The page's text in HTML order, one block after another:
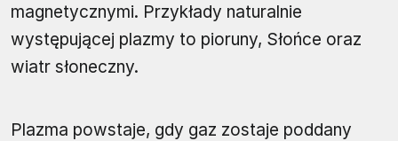
magnetycznymi. Przykłady naturalnie
występującej plazmy to pioruny, Słońce oraz
wiatr słoneczny.
Plazma powstaje, gdy gaz zostaje poddany